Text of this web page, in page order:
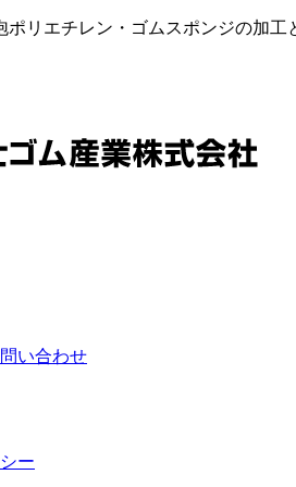
ポリエチレン・ゴムスポンジの加工
い合わせ
ー